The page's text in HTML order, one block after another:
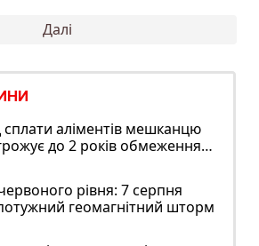
Далі
сплати аліментів мешканцю
до 2 років обмеження
рівня: 7 серпня
геомагнітний шторм